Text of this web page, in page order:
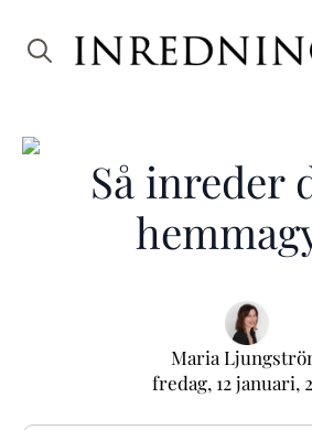
Så inreder
Maria
fredag, 12 januari,